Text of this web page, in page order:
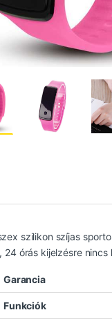
szilikon szíjas
24 órás kijelzésre
Garancia
Funkciók